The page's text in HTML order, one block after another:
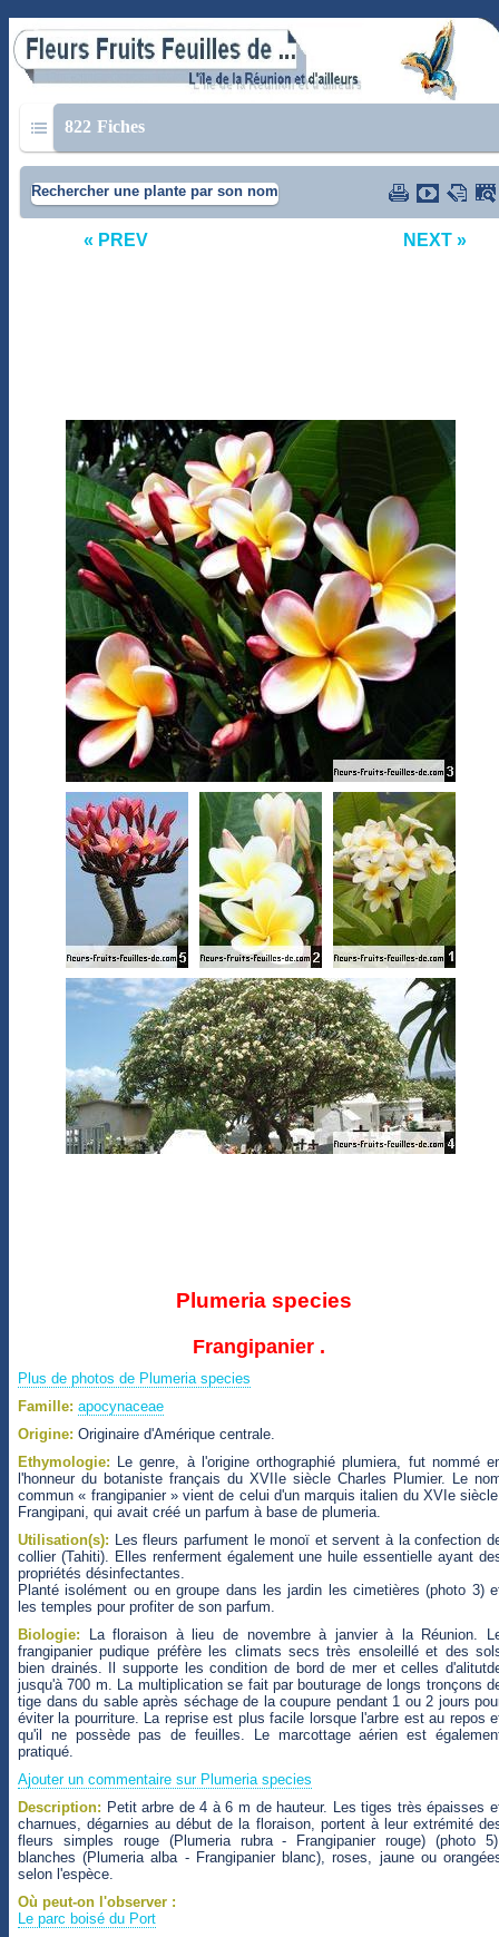
822 Fiches
Rechercher une plante par son nom
« PREV NEXT »
Plumeria species
Frangipanier .
Plus de photos de Plumeria species
Famille: apocynaceae
Origine: Originaire d'Amérique centrale.
Ethymologie: Le genre, à l'origine orthographié plumiera, fut nommé
l'honneur du botaniste français du XVIIe siècle Charles Plumier. Le
commun « frangipanier » vient de celui d'un marquis italien du XVIe
Frangipani, qui avait créé un parfum à base de plumeria.
Utilisation(s): Les fleurs parfument le monoï et servent à la confection
collier (Tahiti). Elles renferment également une huile essentielle ayant
propriétés désinfectantes.
Planté isolément ou en groupe dans les jardin les cimetières (photo 3)
les temples pour profiter de son parfum.
Biologie: La floraison à lieu de novembre à janvier à la Réunion.
frangipanier pudique préfère les climats secs très ensoleillé et des
bien drainés. Il supporte les condition de bord de mer et celles
jusqu'à 700 m. La multiplication se fait par bouturage de longs tronçons
tige dans du sable après séchage de la coupure pendant 1 ou 2 jours
éviter la pourriture. La reprise est plus facile lorsque l'arbre est au repos
qu'il ne possède pas de feuilles. Le marcottage aérien est
pratiqué.
Ajouter un commentaire sur Plumeria species
Description: Petit arbre de 4 à 6 m de hauteur. Les tiges très épaisses
charnues, dégarnies au début de la floraison, portent à leur extrémité
fleurs simples rouge (Plumeria rubra - Frangipanier rouge) (photo
blanches (Plumeria alba - Frangipanier blanc), roses, jaune ou
selon l'espèce.
Où peut-on l'observer :
Le parc boisé du Port